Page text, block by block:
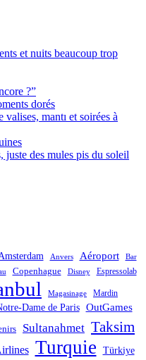
et nuits beaucoup trop
?”
dorés
mantı et soirées à
juste des mules pis du soleil
Anvers Aéroport Bar
Copenhague Disney Espressolab
Magasinage Mardin
Dame de Paris OutGames
Sultanahmet Taksim
Turquie Türkiye